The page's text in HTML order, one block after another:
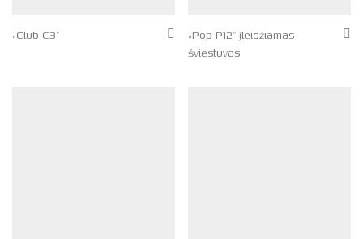
„Club C3”
„Pop P12” įleidžiamas
šviestuvas